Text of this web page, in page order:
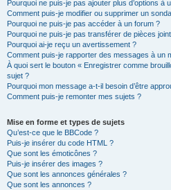
Pourquoi ne puis-je pas ajouter plus d’options à
Comment puis-je modifier ou supprimer un
Pourquoi ne puis-je pas accéder à un forum ?
Pourquoi ne puis-je pas transférer de pièces
Pourquoi ai-je reçu un avertissement ?
Comment puis-je rapporter des messages à un
À quoi sert le bouton « Enregistrer comme
sujet ?
Pourquoi mon message a-t-il besoin d’être
Comment puis-je remonter mes sujets ?
Mise en forme et types de sujets
Qu’est-ce que le BBCode ?
Puis-je insérer du code HTML ?
Que sont les émoticônes ?
Puis-je insérer des images ?
Que sont les annonces générales ?
Que sont les annonces ?